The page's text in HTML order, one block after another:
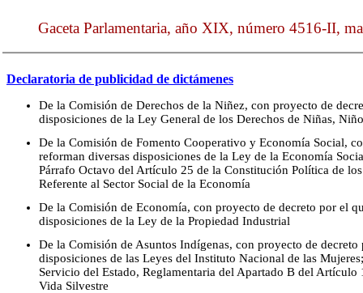
Gaceta Parlamentaria, año XIX, número 4516-II,
Declaratoria de publicidad de dictámenes
De la Comisión de Derechos de la Niñez, con proyecto de
disposiciones de la Ley General de los Derechos de Niñas,
De la Comisión de Fomento Cooperativo y Economía Social,
reforman diversas disposiciones de la Ley de la Economía
Párrafo Octavo del Artículo 25 de la Constitución Política de
Referente al Sector Social de la Economía
De la Comisión de Economía, con proyecto de decreto por el
disposiciones de la Ley de la Propiedad Industrial
De la Comisión de Asuntos Indígenas, con proyecto de decreto
disposiciones de las Leyes del Instituto Nacional de las
Servicio del Estado, Reglamentaria del Apartado B del
Vida Silvestre